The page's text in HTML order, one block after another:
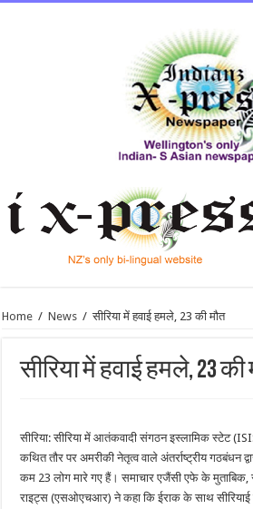
Home / News / सीरिया में हवाई हमले, 23 की मौत
सीरिया में हवाई हमले, 23 की
सीरिया: सीरिया में आतंकवादी संगठन इस्लामिक स्टेट
कथित तौर पर अमरीकी नेतृत्व वाले अंतर्राष्ट्रीय गठबंधन
कम 23 लोग मारे गए हैं। समाचार एजैंसी एफे के मुताबिक,
राइट्स (एसओएचआर) ने कहा कि ईराक के साथ